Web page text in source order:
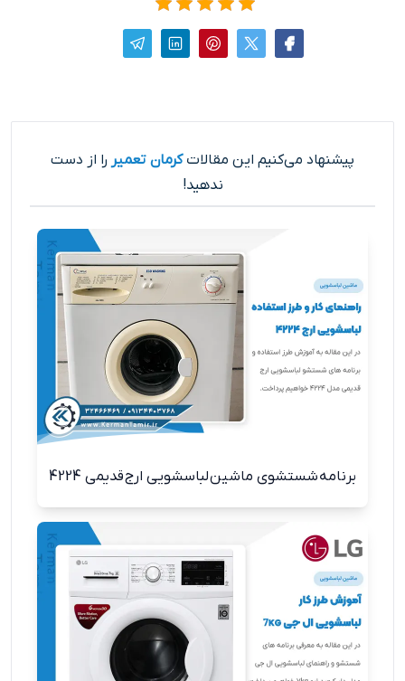
پیشنهاد می‌کنیم این مقالاتکرمان تعمیر را از دست
ندهید!
برنامه شستشوی ماشین لباسشویی ارج قدیمی 4224